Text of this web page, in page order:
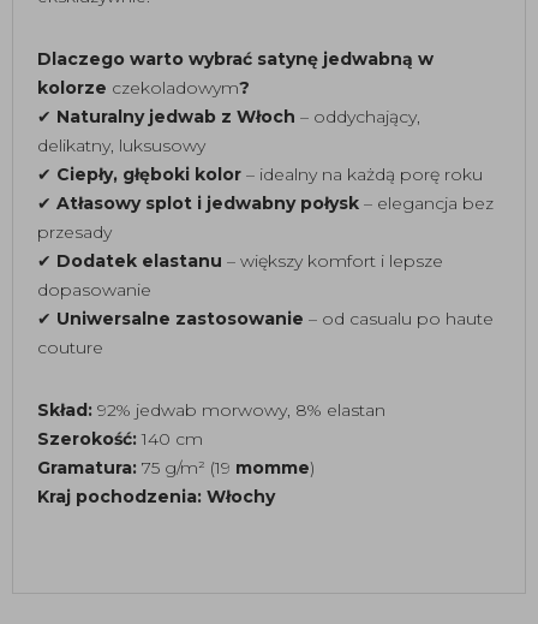
Dlaczego warto wybrać satynę jedwabną w
kolorze czekoladowym?
✔ Naturalny jedwab z Włoch – oddychający,
delikatny, luksusowy
✔ Ciepły, głęboki kolor – idealny na każdą porę roku
✔ Atłasowy splot i jedwabny połysk – elegancja bez
przesady
✔ Dodatek elastanu – większy komfort i lepsze
dopasowanie
✔ Uniwersalne zastosowanie – od casualu po haute
couture
Skład: 92% jedwab morwowy, 8% elastan
Szerokość: 140 cm
Gramatura: 75 g/m² (19 momme)
Kraj pochodzenia: Włochy